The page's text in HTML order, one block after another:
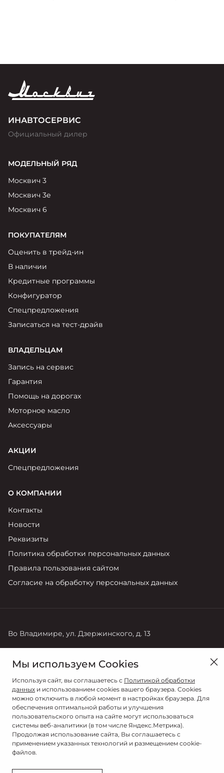
ИНАВТОСЕРВИС
Официальный дилер
МОДЕЛЬНЫЙ РЯД
Москвич 3
Москвич 3е
Москвич 6
ПОКУПАТЕЛЯМ
Оценить в трейд-ин
В наличии
Кредитные программы
Конфигуратор
Спецпредложения
Записаться на тест-драйв
ВЛАДЕЛЬЦАМ
Запись на сервис
Гарантия
Помощь на дорогах
Моторное масло
Аксессуары
АКЦИИ
Спецпредложения
О КОМПАНИИ
Контакты
Новости
Реквизиты
Политика обработки персональных данных
Правила пользования сайтом
Согласие на обработку персональных данных
Во Владимире, ул. Дзержинского, д. 13
+7 (4922) 22-10-68
© 2026
© ИНАВТОСЕРВИС
Мы используем Cookies
Используя сайт, вы соглашаетесь с Политикой обработки
данных и использованием cookies вашего браузера. Cookies
можно отключить в любой момент в настройках браузера. Для
обеспечения оптимальной работы и улучшения
пользовательского опыта на сайте могут использоваться
системы веб-аналитики (в том числе Яндекс.Метрика).
Продолжая использование сайта, Вы соглашаетесь с
применением указанных технологий и размещением cookie-
файлов.